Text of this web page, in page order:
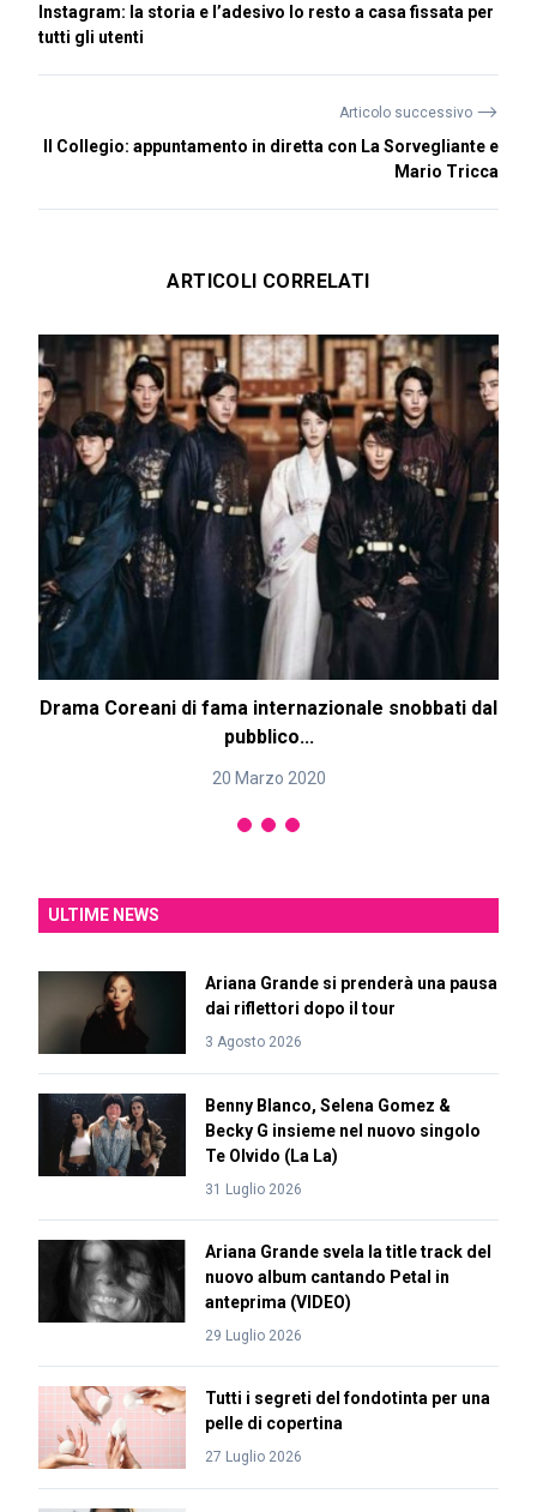
Instagram: la storia e l’adesivo Io resto a casa fissata per
tutti gli utenti
Articolo successivo ⟶
Il Collegio: appuntamento in diretta con La Sorvegliante e
Mario Tricca
ARTICOLI CORRELATI
Drama Coreani di fama internazionale snobbati dal
pubblico...
20 Marzo 2020
ULTIME NEWS
Ariana Grande si prenderà una pausa
dai riflettori dopo il tour
3 Agosto 2026
Benny Blanco, Selena Gomez &
Becky G insieme nel nuovo singolo
Te Olvido (La La)
31 Luglio 2026
Ariana Grande svela la title track del
nuovo album cantando Petal in
anteprima (VIDEO)
29 Luglio 2026
Tutti i segreti del fondotinta per una
pelle di copertina
27 Luglio 2026